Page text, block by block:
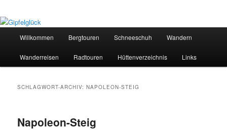
Willkommen Bergtouren Schneeschuh Wandern
Wanderreisen Radtouren Hüttenverzeichnis Links
SCHLAGWORT-ARCHIV:NAPOLEON-STEIG
Napoleon-Steig